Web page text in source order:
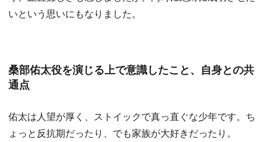
いという思いにもなりました。
桑部佑太役を演じる上で意識したこと、自身との共
通点
佑太は人望が厚く、ストイックで真っ直ぐな少年です。ち
ょっと反抗期だったり、でも家族が大好きだったり。